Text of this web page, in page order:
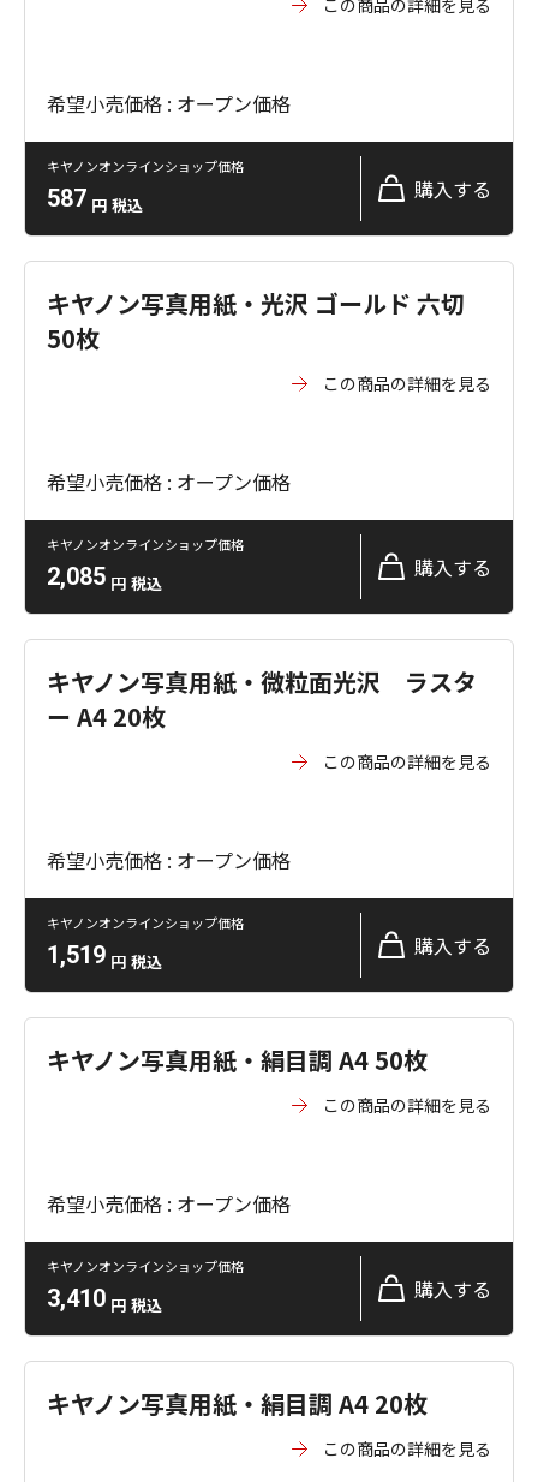
この商品の詳細を見る
希望小売価格 : オープン価格
キヤノンオンラインショップ価格
587 円 税込
購入する
キヤノン写真用紙・光沢 ゴールド 六切
50枚
この商品の詳細を見る
希望小売価格 : オープン価格
キヤノンオンラインショップ価格
2,085 円 税込
購入する
キヤノン写真用紙・微粒面光沢 ラスタ
ー A4 20枚
この商品の詳細を見る
希望小売価格 : オープン価格
キヤノンオンラインショップ価格
1,519 円 税込
購入する
キヤノン写真用紙・絹目調 A4 50枚
この商品の詳細を見る
希望小売価格 : オープン価格
キヤノンオンラインショップ価格
3,410 円 税込
購入する
キヤノン写真用紙・絹目調 A4 20枚
この商品の詳細を見る